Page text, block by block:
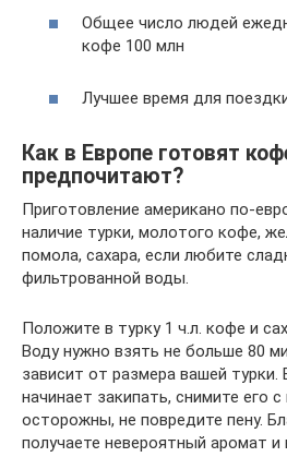
Общее число людей
кофе 100 млн
Лучшее время для
Как в Европе готовят
предпочитают?
Приготовление американо по-
наличие турки, молотого кофе,
помола, сахара, если любите
фильтрованной воды.
Положите в турку 1 ч.л. кофе и
Воду нужно взять не больше 80
зависит от размера вашей
начинает закипать, снимите его
осторожны, не повредите пену.
получаете невероятный аромат и